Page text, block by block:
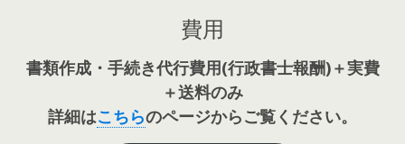
費用
書類作成・手続き代行費用(行政書士報酬)＋実費
＋送料のみ
詳細はこちらのページからご覧ください。